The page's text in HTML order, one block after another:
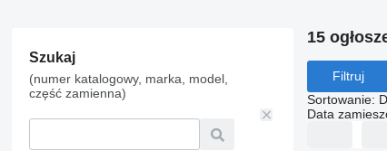
Szukaj
(numer katalogowy, marka, model,
część zamienna)
15
Filtruj
Sortowanie:
Data